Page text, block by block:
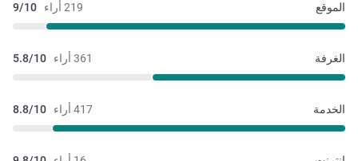
219 أراء 9/10 الموقع
361 أراء 5.8/10 الغرفة
417 أراء 8.8/10 الخدمة